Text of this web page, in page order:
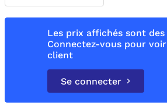
Les prix affichés sont
Connectez-vous pour
client
Se connecter